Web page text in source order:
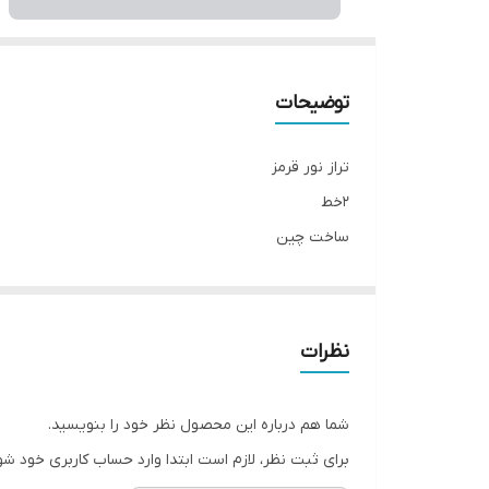
توضیحات
تراز نور قرمز
۲خط
ساخت چین
۱۸۰درجه
نظرات
شما هم درباره این محصول نظر خود را بنویسید.
برای ثبت نظر، لازم است ابتدا وارد حساب کاربری خود